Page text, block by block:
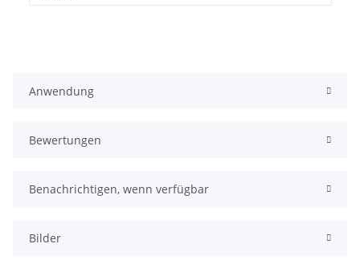
Anwendung
Bewertungen
Benachrichtigen, wenn verfügbar
Bilder